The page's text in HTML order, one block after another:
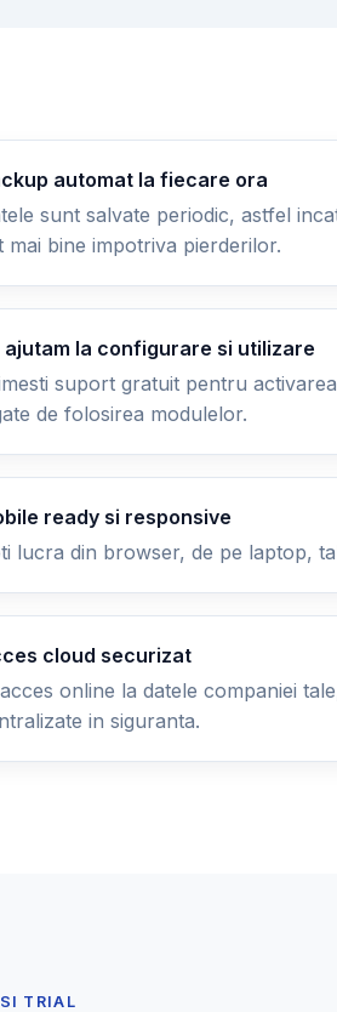
automat la fiecare ora
sunt salvate periodic, astfel
mai bine impotriva pierderilor.
ajutam la configurare si utilizare
suport gratuit pentru
de folosirea modulelor.
ready si responsive
lucra din browser, de pe laptop,
cloud securizat
online la datele companiei
in siguranta.
TRIAL